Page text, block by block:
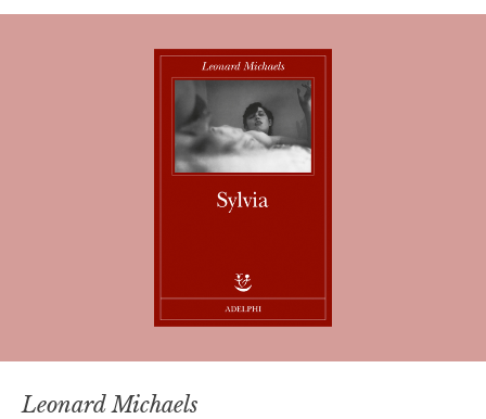
Leonard Michaels